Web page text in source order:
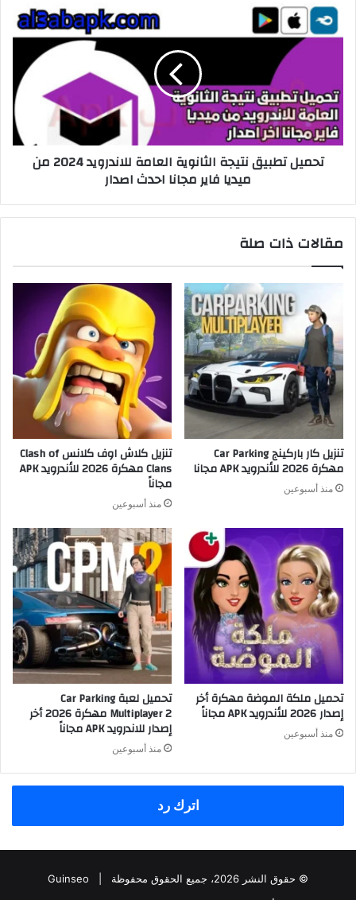
تحميل تطبيق نتيجة الثانوية العامة للاندرويد 2024 من
ميديا ​​فاير مجانا احدث اصدار
مقالات ذات صلة
تنزيل كار باركينج Car Parking
مهكرة 2026 للأندرويد APK مجانا
منذ أسبوعين
تنزيل كلاش اوف كلانس Clash of
Clans مهكرة 2026 للأندرويد APK
مجاناً
منذ أسبوعين
تحميل ملكة الموضة مهكرة أخر
إصدار 2026 للأندرويد APK مجاناً
منذ أسبوعين
تحميل لعبة Car Parking
Multiplayer 2 مهكرة 2026 أخر
إصدار للاندرويد APK مجاناً
منذ أسبوعين
اترك رد
© حقوق النشر 2026، جميع الحقوق محفوظة |
Guinseo